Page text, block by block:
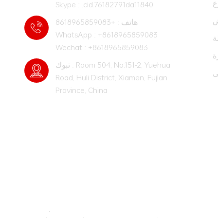
Skype : .cid.76182791da11840
هاتف : +8618965859083
WhatsApp : +8618965859083
Wechat : +8618965859083
تبوك : Room 504, No.151-2, Yuehua
Road, Huli District, Xiamen, Fujian
Province, China